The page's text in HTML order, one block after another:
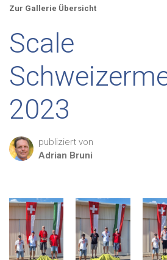
Zur Gallerie Übersicht
Scale
2023
publiziert von
Adrian Bruni